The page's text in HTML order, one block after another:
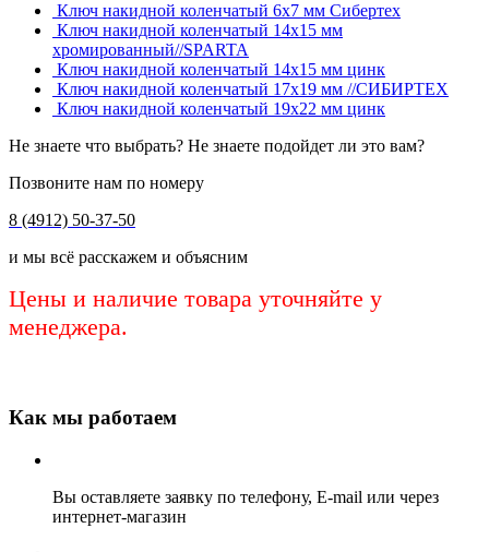
Ключ накидной коленчатый 6х7 мм Сибертех
Ключ накидной коленчатый 14х15 мм
хромированный//SPARTA
Ключ накидной коленчатый 14х15 мм цинк
Ключ накидной коленчатый 17х19 мм //СИБИРТЕХ
Ключ накидной коленчатый 19х22 мм цинк
Не знаете что выбрать? Не знаете подойдет ли это вам?
Позвоните нам по номеру
8 (4912) 50-37-50
и мы всё расскажем и объясним
Цены и наличие товара уточняйте у
менеджера.
Как мы работаем
Вы оставляете заявку по телефону, E-mail или через
интернет-магазин